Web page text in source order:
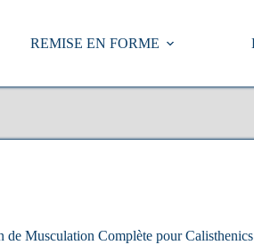
REMISE EN FORME
de Musculation Complète pour Calisthenics